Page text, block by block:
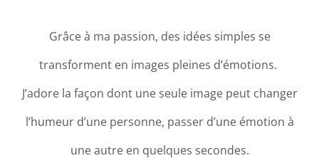
Grâce à ma passion, des idées simples se
transforment en images pleines d’émotions.
J’adore la façon dont une seule image peut changer
l’humeur d’une personne, passer d’une émotion à
une autre en quelques secondes.